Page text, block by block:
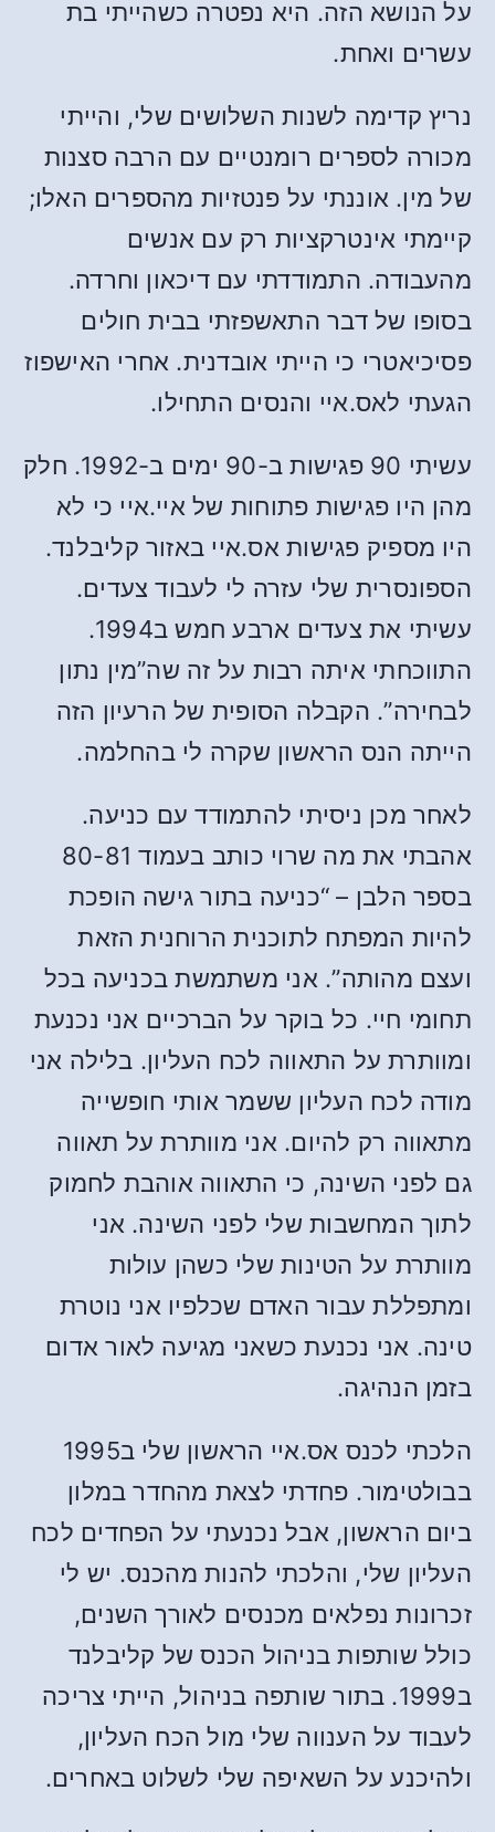
על הנושא הזה. היא נפטרה כשהייתי בת
עשרים ואחת.
נריץ קדימה לשנות השלושים שלי, והייתי
מכורה לספרים רומנטיים עם הרבה סצנות
של מין. אוננתי על פנטזיות מהספרים האלו;
קיימתי אינטרקציות רק עם אנשים
מהעבודה. התמודדתי עם דיכאון וחרדה.
בסופו של דבר התאשפזתי בבית חולים
פסיכיאטרי כי הייתי אובדנית. אחרי האישפוז
הגעתי לאס.איי והנסים התחילו.
עשיתי 90 פגישות ב-90 ימים ב-1992. חלק
מהן היו פגישות פתוחות של איי.איי כי לא
היו מספיק פגישות אס.איי באזור קליבלנד.
הספונסרית שלי עזרה לי לעבוד צעדים.
עשיתי את צעדים ארבע חמש ב1994.
התווכחתי איתה רבות על זה שה”מין נתון
לבחירה”. הקבלה הסופית של הרעיון הזה
הייתה הנס הראשון שקרה לי בהחלמה.
לאחר מכן ניסיתי להתמודד עם כניעה.
אהבתי את מה שרוי כותב בעמוד 80-81
בספר הלבן – “כניעה בתור גישה הופכת
להיות המפתח לתוכנית הרוחנית הזאת
ועצם מהותה”. אני משתמשת בכניעה בכל
תחומי חיי. כל בוקר על הברכיים אני נכנעת
ומוותרת על התאווה לכח העליון. בלילה אני
מודה לכח העליון ששמר אותי חופשייה
מתאווה רק להיום. אני מוותרת על תאווה
גם לפני השינה, כי התאווה אוהבת לחמוק
לתוך המחשבות שלי לפני השינה. אני
מוותרת על הטינות שלי כשהן עולות
ומתפללת עבור האדם שכלפיו אני נוטרת
טינה. אני נכנעת כשאני מגיעה לאור אדום
בזמן הנהיגה.
הלכתי לכנס אס.איי הראשון שלי ב1995
בבולטימור. פחדתי לצאת מהחדר במלון
ביום הראשון, אבל נכנעתי על הפחדים לכח
העליון שלי, והלכתי להנות מהכנס. יש לי
זכרונות נפלאים מכנסים לאורך השנים,
כולל שותפות בניהול הכנס של קליבלנד
ב1999. בתור שותפה בניהול, הייתי צריכה
לעבוד על הענווה שלי מול הכח העליון,
ולהיכנע על השאיפה שלי לשלוט באחרים.